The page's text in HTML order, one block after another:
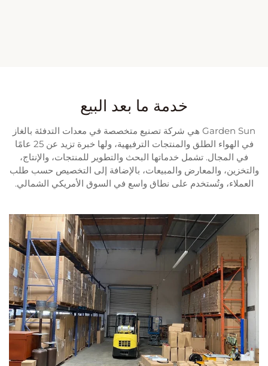
خدمة ما بعد البيع
Garden Sun هي شركة تصنيع متخصصة في معدات التدفئة بالغاز
في الهواء الطلق والمنتجات الترفيهية، ولها خبرة تزيد عن 25 عامًا
في المجال. تشمل خدماتها البحث والتطوير للمنتجات، والإنتاج،
والتخزين، والمعارض والمبيعات، بالإضافة إلى التخصيص حسب طلب
العملاء، وتُستخدم على نطاق واسع في السوق الأمريكي الشمالي.